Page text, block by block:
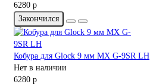
6280 р
Закончился
Кобура для Glock 9 мм MX G-9SR LH
Нет в наличии
6280 р